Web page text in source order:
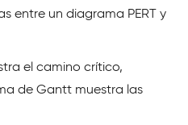
entre un diagrama PERT y
el camino crítico,
de Gantt muestra las